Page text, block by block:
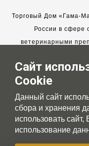
Торговый Дом «Гама-
России в сфере
ветеринарными
Мы работаем с 2005
новых клиентов и
Сайт
Cookie
Данный сайт
сбора и хранения
использовать
использование